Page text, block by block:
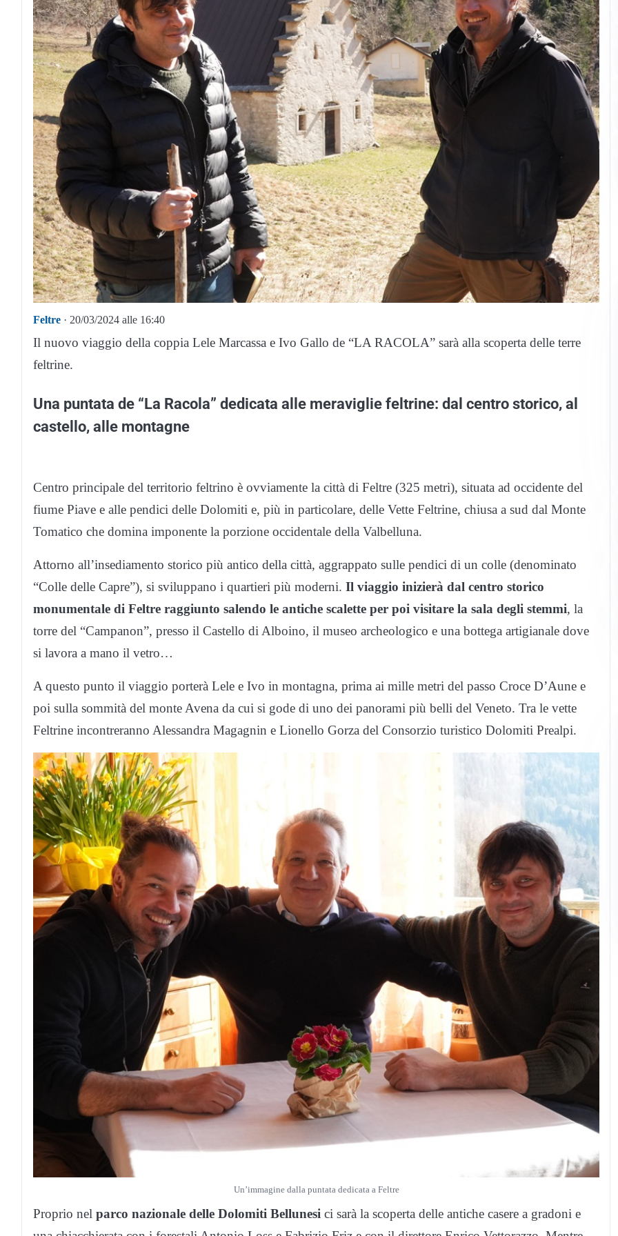
Feltre · 20/03/2024 alle 16:40
Il nuovo viaggio della coppia Lele Marcassa e Ivo Gallo de “LA RACOLA” sarà alla scoperta delle terre
feltrine.
Una puntata de “La Racola” dedicata alle meraviglie feltrine: dal centro storico, al
castello, alle montagne
Centro principale del territorio feltrino è ovviamente la città di Feltre (325 metri), situata ad occidente del
fiume Piave e alle pendici delle Dolomiti e, più in particolare, delle Vette Feltrine, chiusa a sud dal Monte
Tomatico che domina imponente la porzione occidentale della Valbelluna.
Attorno all’insediamento storico più antico della città, aggrappato sulle pendici di un colle (denominato
“Colle delle Capre”), si sviluppano i quartieri più moderni. Il viaggio inizierà dal centro storico
monumentale di Feltre raggiunto salendo le antiche scalette per poi visitare la sala degli stemmi, la
torre del “Campanon”, presso il Castello di Alboino, il museo archeologico e una bottega artigianale dove
si lavora a mano il vetro…
A questo punto il viaggio porterà Lele e Ivo in montagna, prima ai mille metri del passo Croce D’Aune e
poi sulla sommità del monte Avena da cui si gode di uno dei panorami più belli del Veneto. Tra le vette
Feltrine incontreranno Alessandra Magagnin e Lionello Gorza del Consorzio turistico Dolomiti Prealpi.
Un’immagine dalla puntata dedicata a Feltre
Proprio nel parco nazionale delle Dolomiti Bellunesi ci sarà la scoperta delle antiche casere a gradoni e